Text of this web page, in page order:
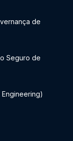
de
Seguro de
Engineering)